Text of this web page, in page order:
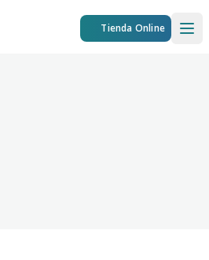
Tienda Online